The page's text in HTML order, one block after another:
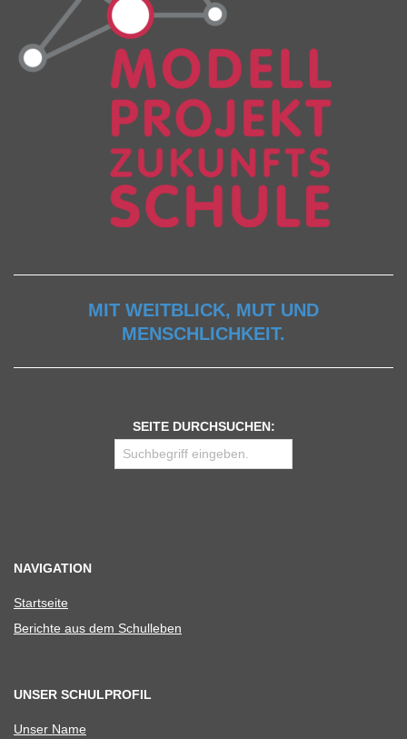
MIT WEITBLICK, MUT UND
MENSCHLICHKEIT.
SEITE DURCHSUCHEN:
NAVIGATION
Start­seite
Berichte aus dem Schulleben
UNSER SCHULPROFIL
Unser Name